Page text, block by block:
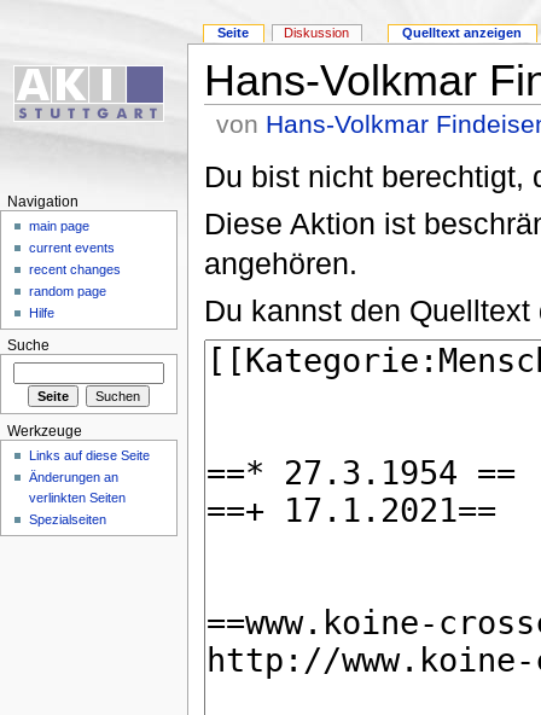
Hans-Volkmar
von Hans-Volkmar
Du bist nicht berechtigt,
Diese Aktion ist
angehören.
Du kannst den
Seite Diskussion Quelltext anzeigen
Navigation
main page
current events
recent changes
random page
Hilfe
Suche
Werkzeuge
Links auf diese Seite
Änderungen an
verlinkten Seiten
Spezialseiten